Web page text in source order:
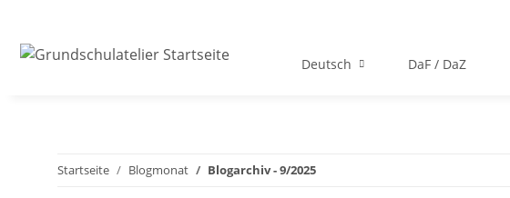
Deutsch DaF / DaZ
Startseite Blogmonat Blogarchiv - 9/2025